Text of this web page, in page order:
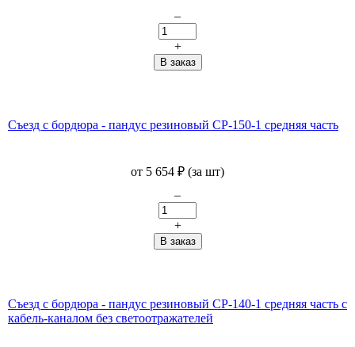
–
+
Съезд с бордюра - пандус резиновый СР-150-1 средняя часть
от 5 654 ₽ (за шт)
–
+
Съезд с бордюра - пандус резиновый СР-140-1 средняя часть с
кабель-каналом без светоотражателей